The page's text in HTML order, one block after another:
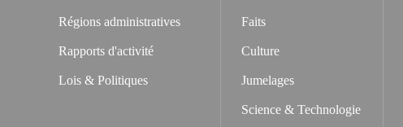
Régions administratives
Rapports d'activité
Lois & Politiques
Faits
Culture
Jumelages
Science & Technologie